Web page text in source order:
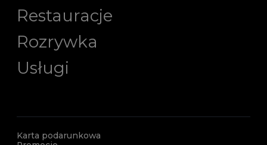
Restauracje
Rozrywka
Usługi
Karta podarunkowa